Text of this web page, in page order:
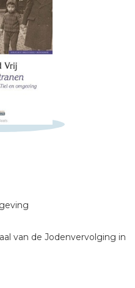
van de Jodenvervolging in
nieuw